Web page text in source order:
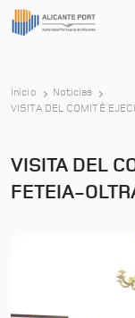
Inicio
Noticias
VISITA DEL COMITÉ
VISITA DEL
FETEIA-